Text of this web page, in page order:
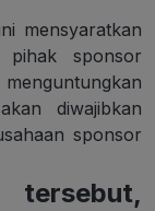
mensyaratkan
pihak sponsor
diwajibkan
sponsor
tersebut,